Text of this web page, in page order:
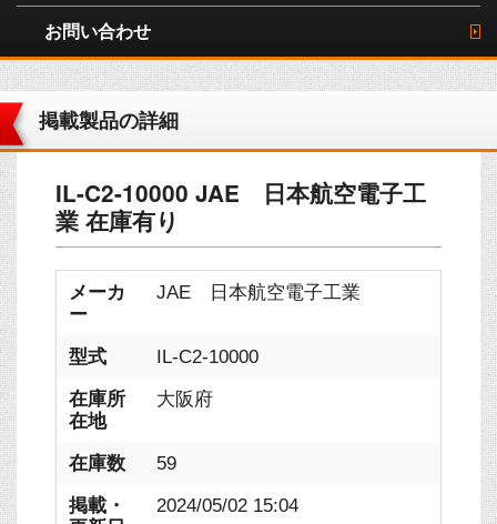
お問い合わせ
掲載製品の詳細
IL-C2-10000 JAE 日本航空電子工
業 在庫有り
メーカ
ー
JAE 日本航空電子工業
型式
IL-C2-10000
在庫所
在地
大阪府
在庫数
59
掲載・
2024/05/02 15:04